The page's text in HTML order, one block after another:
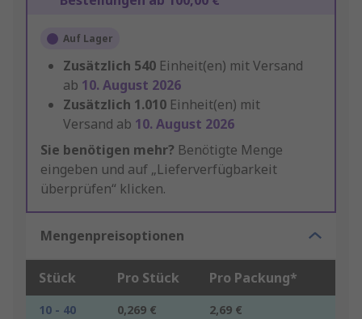
Auf Lager
Zusätzlich 540 Einheit(en) mit Versand
ab 10. August 2026
Zusätzlich 1.010 Einheit(en) mit
Versand ab 10. August 2026
Sie benötigen mehr? Benötigte Menge
eingeben und auf „Lieferverfügbarkeit
überprüfen“ klicken.
Mengenpreisoptionen
Stück Pro Stück Pro Packung*
10 - 40 0,269 €
2,69 €